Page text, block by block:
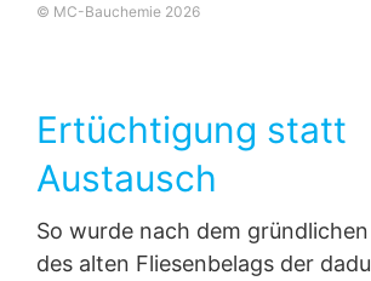
© MC-Bauchemie 2026
Ertüchtigung statt
Austausch
So wurde nach dem
des alten Fliesenbelags der